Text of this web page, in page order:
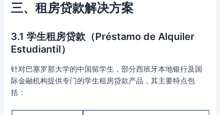
三、租房贷款解决方案
3.1 学生租房贷款（Préstamo de Alquiler
Estudiantil）
针对巴塞罗那大学的中国留学生，部分西班牙本地银行及国
际金融机构提供专门的学生租房贷款产品，其主要特点包
括：